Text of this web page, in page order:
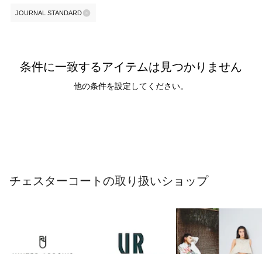
JOURNAL STANDARD
条件に一致するアイテムは見つかりません
他の条件を設定してください。
チェスターコートの取り扱いショップ